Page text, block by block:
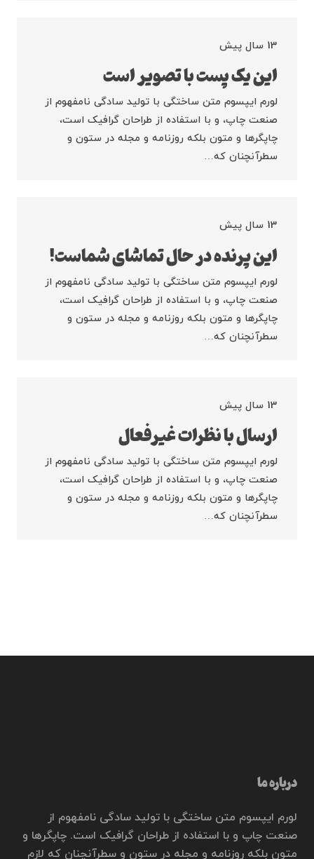
13 سال پیش
این یک پست با تصویر است
لورم ایپسوم متن ساختگی با تولید سادگی نامفهوم از
صنعت چاپ، و با استفاده از طراحان گرافیک است،
چاپگرها و متون بلکه روزنامه و مجله در ستون و
سطرآنچنان که…
13 سال پیش
این پرنده در حال تماشای شماست!
لورم ایپسوم متن ساختگی با تولید سادگی نامفهوم از
صنعت چاپ، و با استفاده از طراحان گرافیک است،
چاپگرها و متون بلکه روزنامه و مجله در ستون و
سطرآنچنان که…
13 سال پیش
ارسال با نظرات غیرفعال
لورم ایپسوم متن ساختگی با تولید سادگی نامفهوم از
صنعت چاپ، و با استفاده از طراحان گرافیک است،
چاپگرها و متون بلکه روزنامه و مجله در ستون و
سطرآنچنان که…
درباره ما
لورم ایپسوم متن ساختگی با تولید سادگی نامفهوم از
صنعت چاپ و با استفاده از طراحان گرافیک است. چاپگرها و
متون بلکه روزنامه و مجله در ستون و سطرآنچنان که لازم